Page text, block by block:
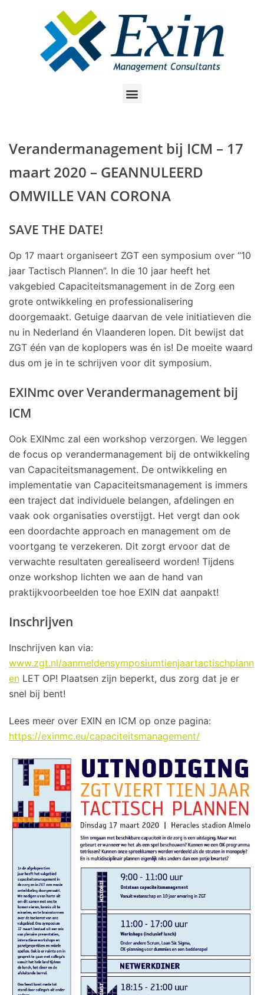
inhoud
Verandermanagement bij ICM – 17
maart 2020 – GEANNULEERD
OMWILLE VAN CORONA
SAVE THE DATE!
Op 17 maart organiseert ZGT een symposium over “10
jaar Tactisch Plannen”. In die 10 jaar heeft het
vakgebied Capaciteitsmanagement in de Zorg een
grote ontwikkeling en professionalisering
doorgemaakt. Getuige daarvan de vele initiatieven die
nu in Nederland én Vlaanderen lopen. Dit bewijst dat
ZGT één van de koplopers was én is! De moeite waard
dus om je in te schrijven voor dit symposium.
EXINmc over Verandermanagement bij
ICM
Ook EXINmc zal een workshop verzorgen. We leggen
de focus op verandermanagement bij de ontwikkeling
van Capaciteitsmanagement. De ontwikkeling en
implementatie van Capaciteitsmanagement is immers
een traject dat individuele belangen, afdelingen en
vaak ook organisaties overstijgt. Het vergt dan ook
een doordachte approach en management om de
voortgang te verzekeren. Dit zorgt ervoor dat de
verwachte resultaten gerealiseerd worden! Tijdens
onze workshop lichten we aan de hand van
praktijkvoorbeelden toe hoe EXIN dat aanpakt!
Inschrijven
Inschrijven kan via:
www.zgt.nl/aanmeldensymposiumtienjaartactischplann
en LET OP! Plaatsen zijn beperkt, dus zorg dat je er
snel bij bent!
Lees meer over EXIN en ICM op onze pagina:
https://exinmc.eu/capaciteitsmanagement/